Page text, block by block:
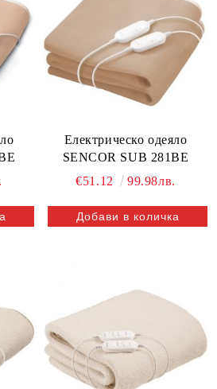
Електрическо одеяло
SENCOR SUB 281BE
€51.12
99.98лв.